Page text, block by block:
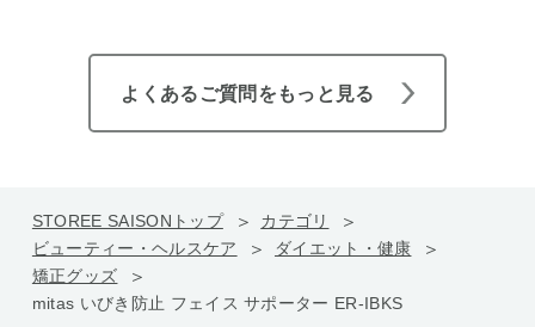
よくあるご質問をもっと見る
STOREE SAISONトップ
カテゴリ
ビューティー・ヘルスケア
ダイエット・健康
矯正グッズ
mitas いびき防止 フェイス サポーター ER-IBKS